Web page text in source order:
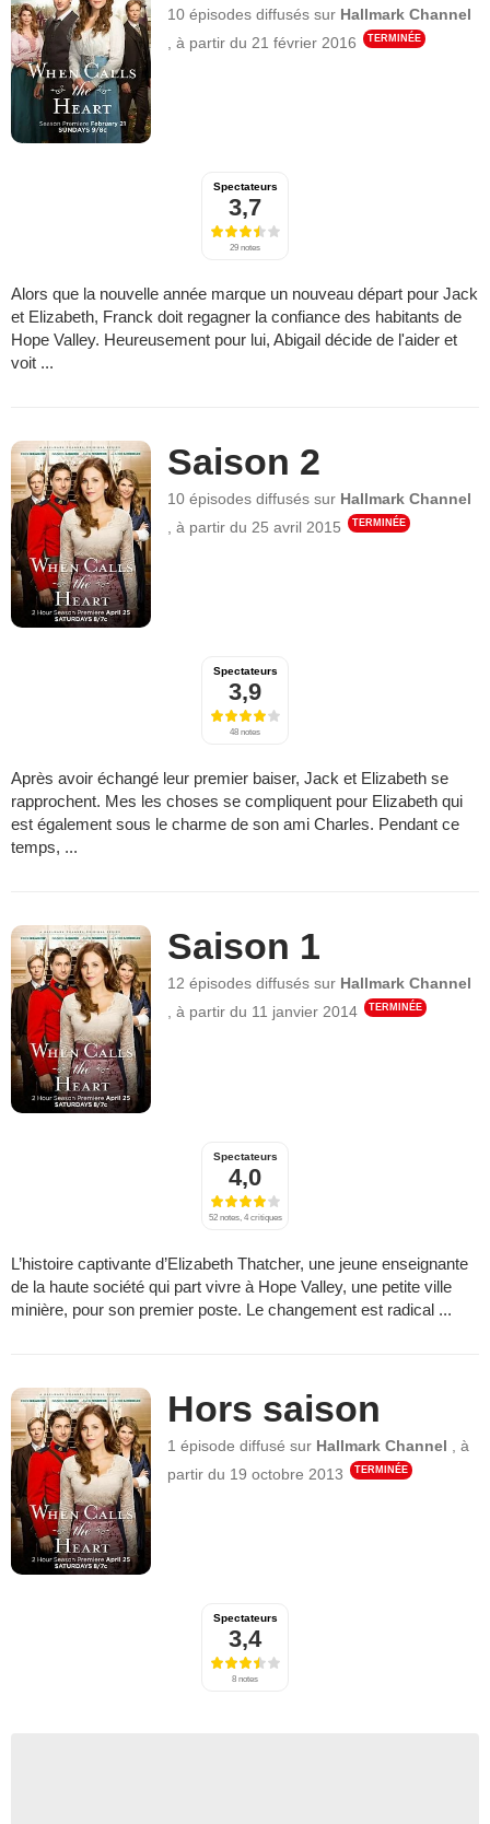
10 épisodes diffusés sur Hallmark Channel
,à partir du 21 février 2016 TERMINÉE
Spectateurs
3,7
29 notes
Alors que la nouvelle année marque un nouveau départ pour Jack
et Elizabeth, Franck doit regagner la confiance des habitants de
Hope Valley. Heureusement pour lui, Abigail décide de l'aider et
voit ...
Saison 2
10 épisodes diffusés sur Hallmark Channel
,à partir du25 avril 2015 TERMINÉE
Spectateurs
3,9
48 notes
Après avoir échangé leur premier baiser, Jack et Elizabeth se
rapprochent. Mes les choses se compliquent pour Elizabeth qui
est également sous le charme de son ami Charles. Pendant ce
temps, ...
Saison 1
12 épisodes diffusés sur Hallmark Channel
,à partir du 11 janvier 2014 TERMINÉE
Spectateurs
4,0
52 notes, 4 critiques
L’histoire captivante d’Elizabeth Thatcher, une jeune enseignante
de la haute société qui part vivre à Hope Valley, une petite ville
minière, pour son premier poste. Le changement est radical ...
Hors saison
1 épisode diffusé sur Hallmark Channel ,à
partir du 19 octobre 2013 TERMINÉE
Spectateurs
3,4
8 notes